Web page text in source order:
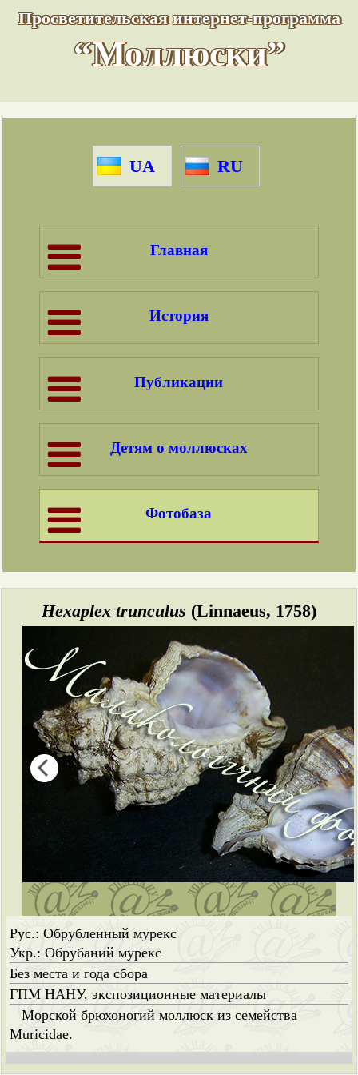
Просветительская интернет-программа
“Моллюски”
UA RU
Главная
История
Публикации
Детям о моллюсках
Фотобаза
Hexaplex trunculus (Linnaeus, 1758)
Рус.: Обрубленный мурекс
Укр.: Обрубаний мурекс
Без места и года сбора
ГПМ НАНУ, экспозиционные материалы
Морской брюхоногий моллюск из семейства
Muricidae.